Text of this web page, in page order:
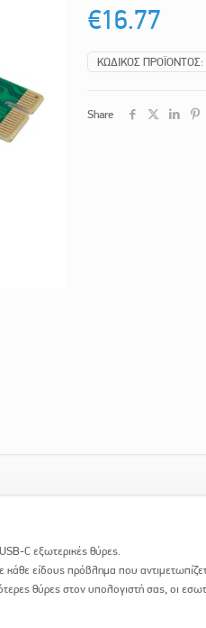
€16.77
ΚΩΔΙΚΌΣ ΠΡΟΪΌΝΤΟΣ:
Share
C εξωτερικές θύρες.
είδους πρόβλημα που
θύρες στον υπολογιστή σας, οι